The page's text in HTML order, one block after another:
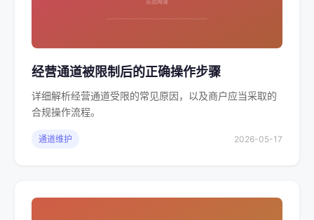
经营通道被限制后的正确操作步骤
详细解析经营通道受限的常见原因，以及商户应当采取的
合规操作流程。
通道维护 2026-05-17